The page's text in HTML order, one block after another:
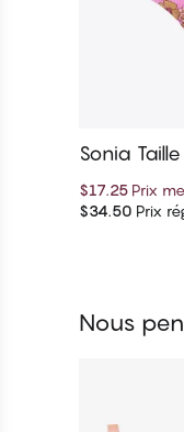
Sonia
$17.25 Prix
$34.50 Prix
Nous